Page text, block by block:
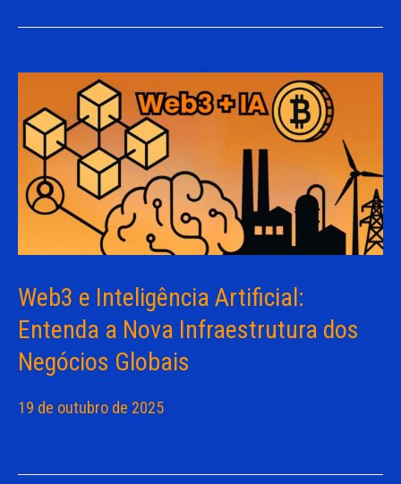
Web3 e Inteligência Artificial:
Entenda a Nova Infraestrutura dos
Negócios Globais
19 de outubro de 2025